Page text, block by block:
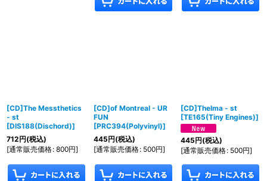
[CD]The Messthetics
- st
[DIS188(Dischord)]
712円(税込)
[通常販売価格: 800円]
[CD]of Montreal - UR
FUN
[PRC394(Polyvinyl)]
445円(税込)
[通常販売価格: 500円]
[CD]Thelma - st
[TE165(Tiny Engines)]
445円(税込)
[通常販売価格: 500円]